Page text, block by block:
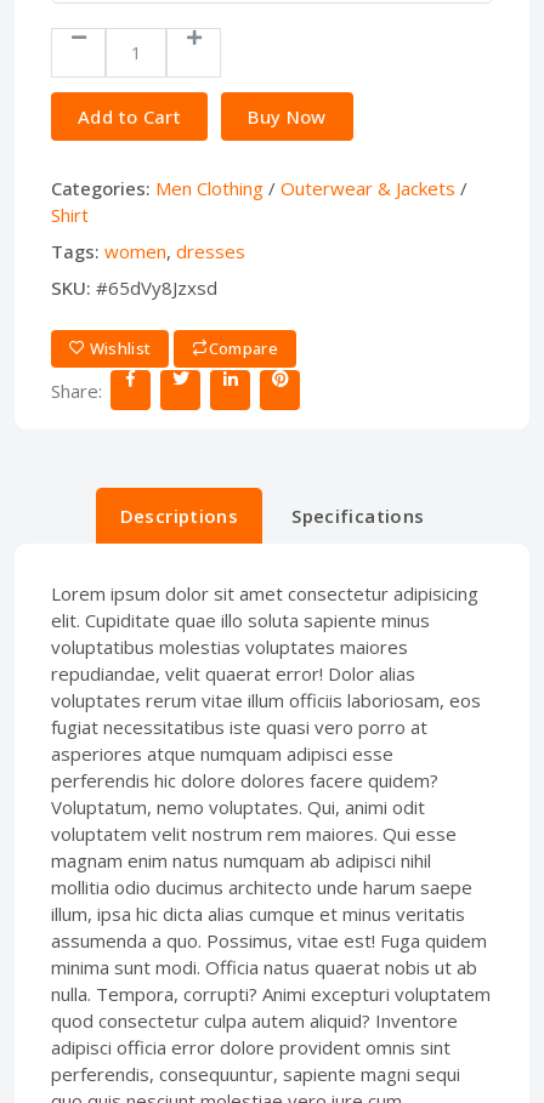
Add to Cart Buy Now
Categories: Men Clothing / Outerwear & Jackets /
Shirt
Tags: women, dresses
SKU: #65dVy8Jzxsd
Wishlist Compare
Share:
Descriptions Specifications
Lorem ipsum dolor sit amet consectetur adipisicing
elit. Cupiditate quae illo soluta sapiente minus
voluptatibus molestias voluptates maiores
repudiandae, velit quaerat error! Dolor alias
voluptates rerum vitae illum officiis laboriosam, eos
fugiat necessitatibus iste quasi vero porro at
asperiores atque numquam adipisci esse
perferendis hic dolore dolores facere quidem?
Voluptatum, nemo voluptates. Qui, animi odit
voluptatem velit nostrum rem maiores. Qui esse
magnam enim natus numquam ab adipisci nihil
mollitia odio ducimus architecto unde harum saepe
illum, ipsa hic dicta alias cumque et minus veritatis
assumenda a quo. Possimus, vitae est! Fuga quidem
minima sunt modi. Officia natus quaerat nobis ut ab
nulla. Tempora, corrupti? Animi excepturi voluptatem
quod consectetur culpa autem aliquid? Inventore
adipisci officia error dolore provident omnis sint
perferendis, consequuntur, sapiente magni sequi